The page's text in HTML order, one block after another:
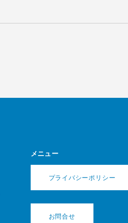
メニュー
プライバシーポリシー
お問合せ